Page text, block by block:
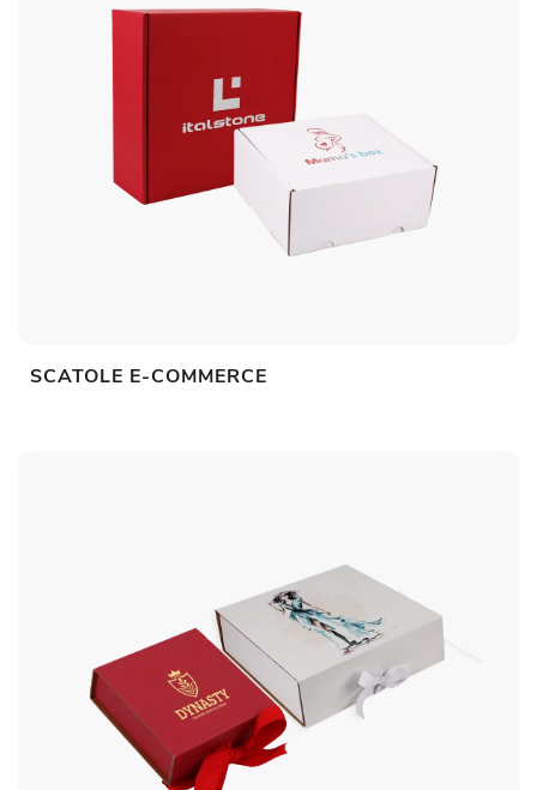
SCATOLE E-COMMERCE